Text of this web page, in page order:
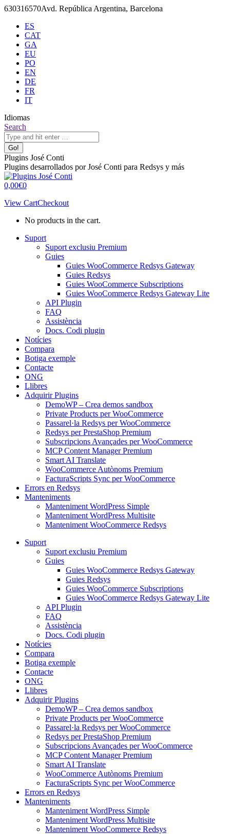
Skip
content
630316570Avd. República Argentina, Barcelona
ES
CAT
GA
EU
PO
EN
DE
FR
IT
Idiomas
X
page
opens
in
new
window
Github
page
opens
in
new
window
Search:
Search
Plugins José Conti
Plugins desarrollados por José Conti para Redsys y más
0,00€0
View CartCheckout
No products in the cart.
Suport
Suport exclusiu Premium
Guies
Guies WooCommerce Redsys Gateway
Guies Redsys
Guies WooCommerce Subscriptions
Guies WooCommerce Redsys Gateway Lite
API Plugin
FAQ
Assistència
Docs. Codi plugin
Notícies
Compara
Botiga exemple
Contacte
ONG
Llibres
Adquirir Plugins
DemoWP – Crea demos sandbox
Private Products per WooCommerce
Passarel·la Redsys per WooCommerce
Redsys per PrestaShop Premium
Subscripcions Avançades per WooCommerce
MCP Content Manager Premium
Smart AI Translate
WooCommerce Autònoms Premium
FacturaScripts Sync per WooCommerce
Errors en Redsys
Manteniments
Manteniment WordPress Simple
Manteniment WordPress Multisite
Manteniment WooCommerce Redsys
Suport
Suport exclusiu Premium
Guies
Guies WooCommerce Redsys Gateway
Guies Redsys
Guies WooCommerce Subscriptions
Guies WooCommerce Redsys Gateway Lite
API Plugin
FAQ
Assistència
Docs. Codi plugin
Notícies
Compara
Botiga exemple
Contacte
ONG
Llibres
Adquirir Plugins
DemoWP – Crea demos sandbox
Private Products per WooCommerce
Passarel·la Redsys per WooCommerce
Redsys per PrestaShop Premium
Subscripcions Avançades per WooCommerce
MCP Content Manager Premium
Smart AI Translate
WooCommerce Autònoms Premium
FacturaScripts Sync per WooCommerce
Errors en Redsys
Manteniments
Manteniment WordPress Simple
Manteniment WordPress Multisite
Manteniment WooCommerce Redsys